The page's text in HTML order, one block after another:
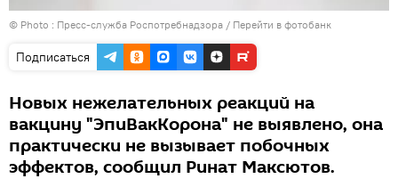
© Photo : Пресс-служба Роспотребнадзора / Перейти в фотобанк
Подписаться
Новых нежелательных реакций на
вакцину "ЭпиВакКорона" не выявлено, она
практически не вызывает побочных
эффектов, сообщил Ринат Максютов.